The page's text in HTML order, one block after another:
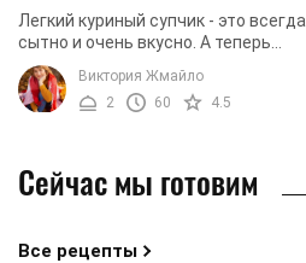
Легкий куриный супчик - это всегда
сытно и очень вкусно. А теперь
представьте, что ваш любимый суп
станет еще более ароматным и
насыщенным. Скажете, ...
Виктория Жмайло
2
60 4.5
Сейчас мы готовим
Все рецепты